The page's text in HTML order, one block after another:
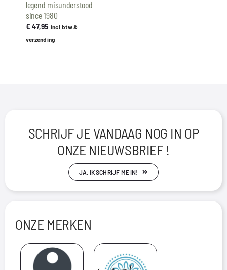
legend misunderstood
since 1980
€47,95 incl.btw &
verzending
SCHRIJF JE VANDAAG NOG IN OP
ONZE NIEUWSBRIEF !
JA, IK SCHRIJF ME IN!
ONZE MERKEN